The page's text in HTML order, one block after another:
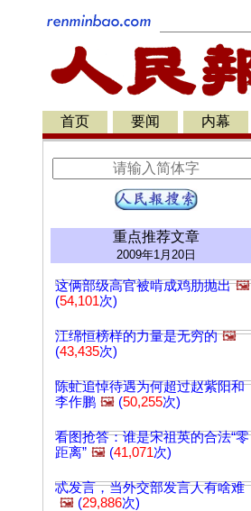
首页 要闻 内幕
重点推荐文章
2009年1月20日
这俩部级高官被啃成鸡肋抛出 🖼️
(54,101次)
江绵恒榜样的力量是无穷的 🖼️
(43,435次)
陈虻追悼待遇为何超过赵紫阳和
李作鹏 🖼️ (50,255次)
看图抢答：谁是宋祖英的合法“零
距离” 🖼️ (41,071次)
忒发言，当外交部发言人有啥难
🖼️ (29,886次)